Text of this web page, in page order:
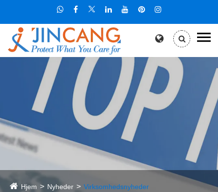
Hjem Nyheder Virksomhedsnyheder